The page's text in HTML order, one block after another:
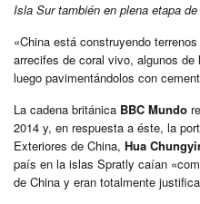
Isla Sur también en plena etapa
«China está construyendo
arrecifes de coral vivo, algunos
luego pavimentándolos con
La cadena británica BBC Mundo
2014 y, en respuesta a éste, la
Exteriores de China, Hua
país en la islas Spratly caían
de China y eran totalmente